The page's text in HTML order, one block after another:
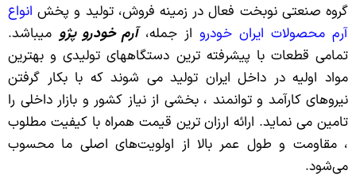
گروه صنعتی نوبخت فعال در زمینه فروش، تولید و پخش انواع
آرم محصولات ایران خودرو از جمله،آرم خودرو پژو میباشد.
تمامی قطعات با پیشرفته ترین دستگاههای تولیدی و بهترین
مواد اولیه در داخل ایران تولید می شوند که با بکار گرفتن
نیروهای کارآمد و توانمند ، بخشی از نیاز کشور و بازار داخلی را
تامین می نماید. ارائه ارزان ترین قیمت همراه با کیفیت مطلوب
، مقاومت و طول عمر بالا از اولویت‏‌های اصلی ما محسوب
می‌شود.